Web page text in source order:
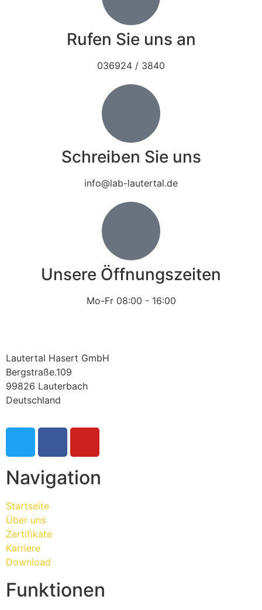
Rufen Sie uns an
036924 / 3840
Schreiben Sie uns
info@lab-lautertal.de
Unsere Öffnungszeiten
Mo-Fr 08:00 - 16:00
Lautertal Hasert GmbH
Bergstraße.109
99826 Lauterbach
Deutschland
Navigation
Startseite
Über uns
Zertifikate
Karriere
Download
Funktionen